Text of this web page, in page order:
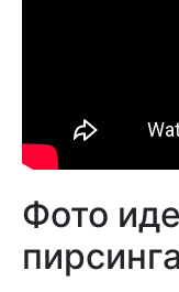
Фото